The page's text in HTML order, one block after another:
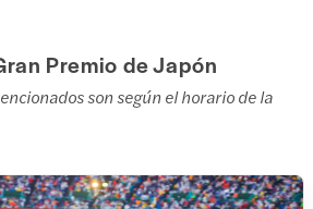
Premio de Japón
son según el horario de la